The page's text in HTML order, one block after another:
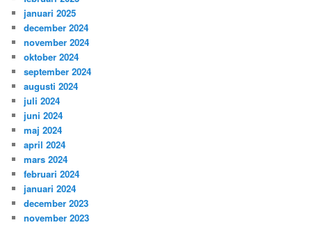
januari 2025
december 2024
november 2024
oktober 2024
september 2024
augusti 2024
juli 2024
juni 2024
maj 2024
april 2024
mars 2024
februari 2024
januari 2024
december 2023
november 2023